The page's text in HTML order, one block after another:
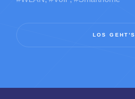
LOS GEHT'S